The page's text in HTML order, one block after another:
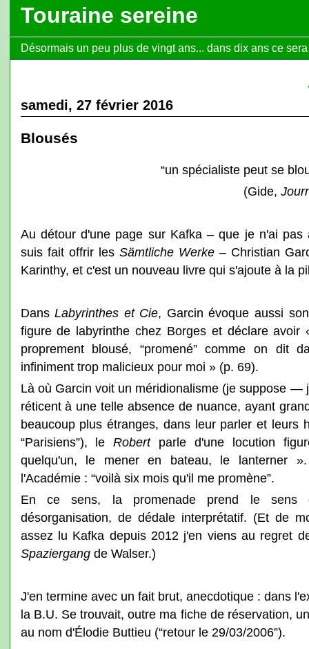
Touraine sereine
Désormais un peu plus de vingt ans... dans dix ans ce
samedi, 27 février 2016
Blousés
“un spécialiste peut se
(Gide,
Au détour d'une page sur Kafka – que je n'ai
suis fait offrir les Sämtliche Werke– Christian
Karinthy, et c'est un nouveau livre qui s'ajoute à la
DansLabyrinthes et Cie, Garcin évoque aussi
figure de labyrinthe chez Borges et déclare avoir
proprement blousé, “promené” comme on dit
infiniment trop malicieux pour moi » (p. 69).
Là où Garcin voit un méridionalisme (je suppose —
réticent à une telle absence de nuance, ayant
beaucoup plus étranges, dans leur parler et leurs
“Parisiens”), leRobertparle d'une locution
quelqu'un, le mener en bateau, le lanterner
l'Académie : “voilà six mois qu'il me promène”.
En ce sens, la promenade prend le sens
désorganisation, de dédale interprétatif. (Et de
assez lu Kafka depuis 2012 j'en viens au regret
Spaziergangde Walser.)
J'en termine avec un fait brut, anecdotique : dans
la B.U. Se trouvait, outre ma fiche de réservation,
au nom d'Élodie Buttieu (“retour le 29/03/2006”).